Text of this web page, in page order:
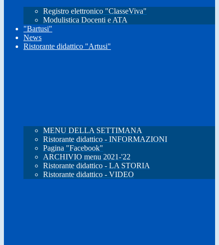
Registro elettronico "ClasseViva"
Modulistica Docenti e ATA
"Bartusi"
News
Ristorante didattico "Artusi"
MENU DELLA SETTIMANA
Ristorante didattico - INFORMAZIONI
Pagina "Facebook"
ARCHIVIO menu 2021-'22
Ristorante didattico - LA STORIA
Ristorante didattico - VIDEO